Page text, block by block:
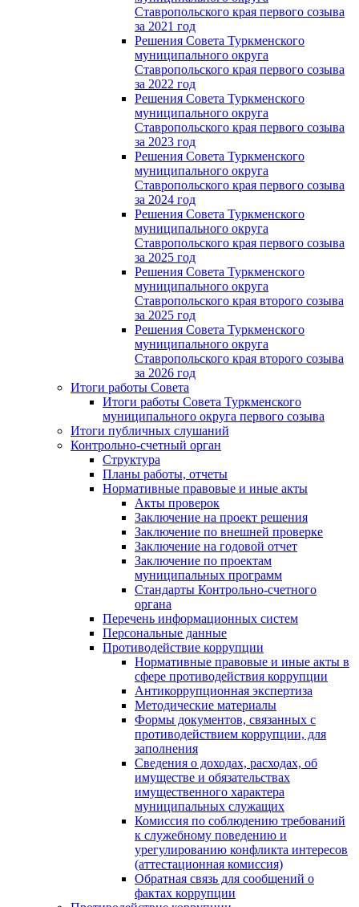
Ставропольского края первого созыва
за 2021 год
Решения Совета Туркменского
муниципального округа
Ставропольского края первого созыва
за 2022 год
Решения Совета Туркменского
муниципального округа
Ставропольского края первого созыва
за 2023 год
Решения Совета Туркменского
муниципального округа
Ставропольского края первого созыва
за 2024 год
Решения Совета Туркменского
муниципального округа
Ставропольского края первого созыва
за 2025 год
Решения Совета Туркменского
муниципального округа
Ставропольского края второго созыва
за 2025 год
Решения Совета Туркменского
муниципального округа
Ставропольского края второго созыва
за 2026 год
Итоги работы Совета
Итоги работы Совета Туркменского
муниципального округа первого созыва
Итоги публичных слушаний
Контрольно-счетный орган
Структура
Планы работы, отчеты
Нормативные правовые и иные акты
Акты проверок
Заключение на проект решения
Заключение по внешней проверке
Заключение на годовой отчет
Заключение по проектам
муниципальных программ
Стандарты Контрольно-счетного
органа
Перечень информационных систем
Персональные данные
Противодействие коррупции
Нормативные правовые и иные акты в
сфере противодействия коррупции
Антикоррупционная экспертиза
Методические материалы
Формы документов, связанных с
противодействием коррупции, для
заполнения
Сведения о доходах, расходах, об
имуществе и обязательствах
имущественного характера
муниципальных служащих
Комиссия по соблюдению требований
к служебному поведению и
урегулированию конфликта интересов
(аттестационная комиссия)
Обратная связь для сообщений о
фактах коррупции